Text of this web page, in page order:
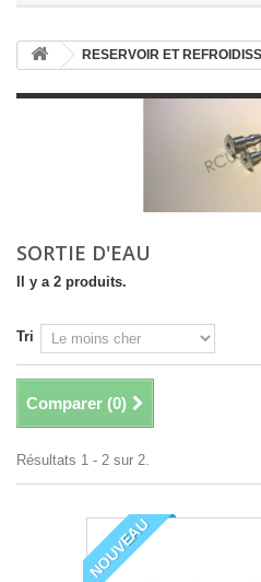
RESERVOIR ET
SORTIE D'EAU
Il y a 2 produits.
Tri
Comparer (0)
Résultats 1 - 2 sur 2.
NOUVEAU